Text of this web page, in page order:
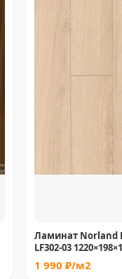
Ламинат Norland
LF302-03
1 990 ₽/м2